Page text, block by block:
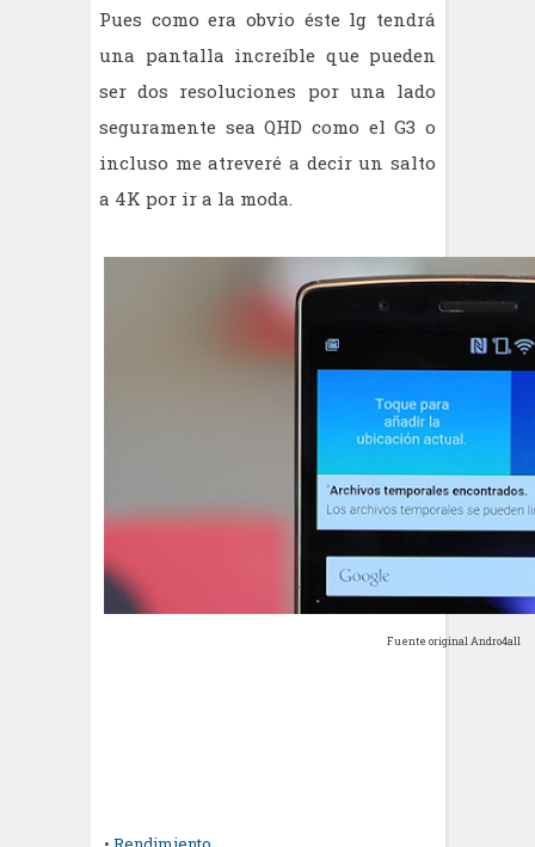
Pues como era obvio éste lg tendrá
una pantalla increíble que pueden
ser dos resoluciones por una lado
seguramente sea QHD como el G3 o
incluso me atreveré a decir un salto
a 4K por ir a la moda.
Fuente original Andro4all